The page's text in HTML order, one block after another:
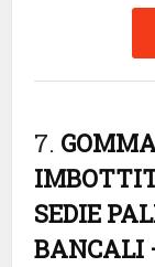
7.
SEDIE